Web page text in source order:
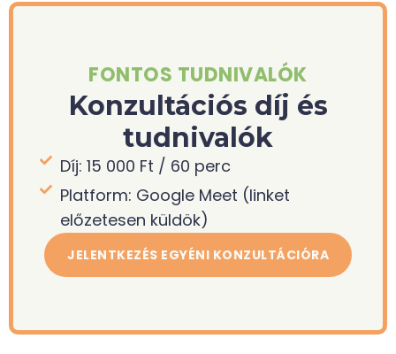
FONTOS TUDNIVALÓK
Konzultációs díj és
tudnivalók
Díj: 15 000 Ft / 60 perc
Platform: Google Meet (linket
előzetesen küldök)
JELENTKEZÉS EGYÉNI KONZULTÁCIÓRA